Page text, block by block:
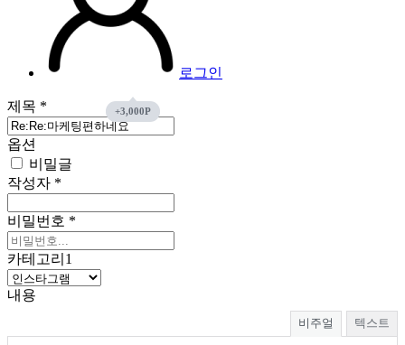
로그인
제목 *
옵션
비밀글
작성자 *
비밀번호 *
카테고리1
내용
비주얼 텍스트